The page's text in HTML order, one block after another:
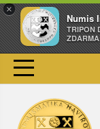
×
Numis
TRIPON